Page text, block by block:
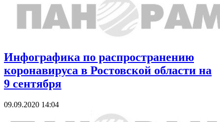
Инфографика по распространению
коронавируса в Ростовской области на
9 сентября
09.09.2020 14:04